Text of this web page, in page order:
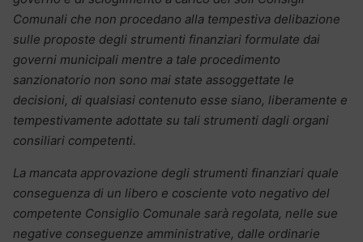
Comunali che non procedano alla tempestiva delibazione
sulle proposte degli strumenti finanziari formulate dai
governi municipali mentre a tale procedimento
sanzionatorio non sono mai state assoggettate le
decisioni, di qualsiasi contenuto esse siano, liberamente e
tempestivamente adottate su tali strumenti dagli organi
consiliari competenti.
La mancata approvazione degli strumenti finanziari quale
conseguenza di un libero e cosciente voto negativo del
competente Consiglio Comunale sarà regolata, nelle sue
negative conseguenze amministrative, dalle ordinarie